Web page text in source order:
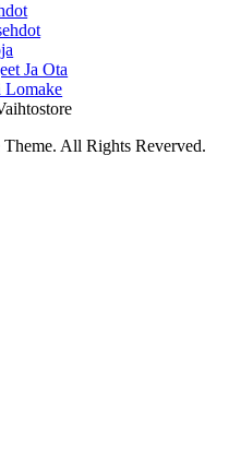
Ja Ota
Lomake
All Rights Reverved.